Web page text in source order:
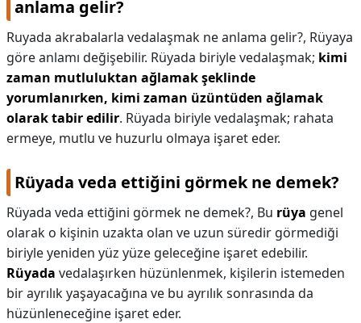
anlama gelir?
Ruyada akrabalarla vedalaşmak ne anlama gelir?, Rüyaya
göre anlamı değişebilir. Rüyada biriyle vedalaşmak; kimi
zaman mutluluktan ağlamak şeklinde
yorumlanırken, kimi zaman üzüntüden ağlamak
olarak tabir edilir. Rüyada biriyle vedalaşmak; rahata
ermeye, mutlu ve huzurlu olmaya işaret eder.
Rüyada veda ettiğini görmek ne demek?
Rüyada veda ettiğini görmek ne demek?, Bu rüya genel
olarak o kişinin uzakta olan ve uzun süredir görmediği
biriyle yeniden yüz yüze geleceğine işaret edebilir.
Rüyada vedalaşırken hüzünlenmek, kişilerin istemeden
bir ayrılık yaşayacağına ve bu ayrılık sonrasında da
hüzünleneceğine işaret eder.